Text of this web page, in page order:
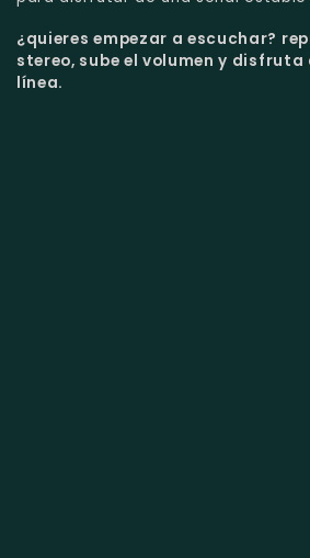
¿quieres empezar a escuchar?
stereo, sube el volumen y disfruta
línea.